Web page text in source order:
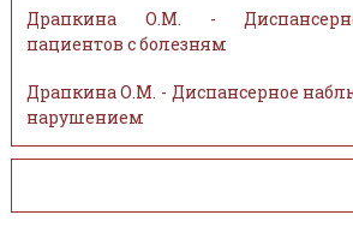
Драпкина О.М. -
пациентов с болезням
Драпкина О.М. - Диспансерное
нарушением